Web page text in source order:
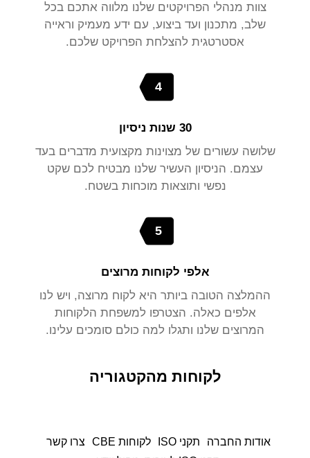
צוות מנהלי הפרויקטים שלנו מלווה אתכם בכל
שלב, מתכנון ועד ביצוע, עם ידע מעמיק וראייה
אסטרטגית להצלחת הפרויקט שלכם.
4
30 שנות ניסיון
שלושה עשורים של מצוינות מקצועית מדברים בעד
עצמם. הניסיון העשיר שלנו מבטיח לכם שקט
נפשי ותוצאות מוכחות בשטח.
5
אלפי לקוחות מרוצים
ההמלצה הטובה ביותר היא לקוח מרוצה, ויש לנו
אלפים כאלה. הצטרפו למשפחת הלקוחות
המרוצים שלנו ותגלו למה כולם סומכים עלינו.
לקוחות מהקטגוריה
אודות החברה תקני ISO לקוחות CBE
צרו קשר